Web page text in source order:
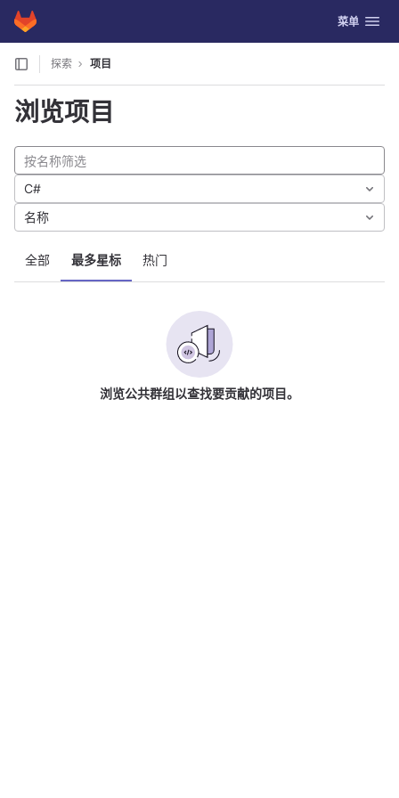
Skip to content
GitLab 切换导航
菜单
探索 项目
浏览项目
全部 最多星标 热门
C#
名称
浏览公共群组以查找要贡献的项目。